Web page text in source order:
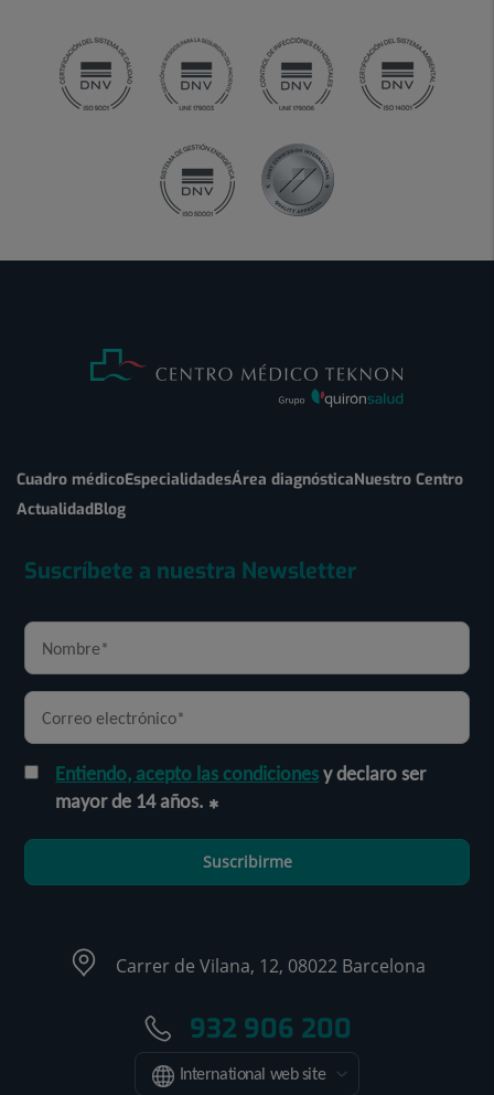
Cuadro médicoEspecialidadesÁrea diagnósticaNuestro Centro
ActualidadBlog
Suscríbete a nuestra Newsletter
Entiendo, acepto las condicionesy declaro ser
mayor de 14 años.
Suscribirme
Carrer de Vilana, 12, 08022 Barcelona
932 906 200
International web site